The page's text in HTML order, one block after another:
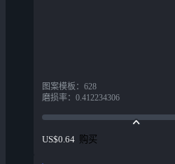
图案模板 ： 628
磨损率： 0.412234306
US$0.64 购买